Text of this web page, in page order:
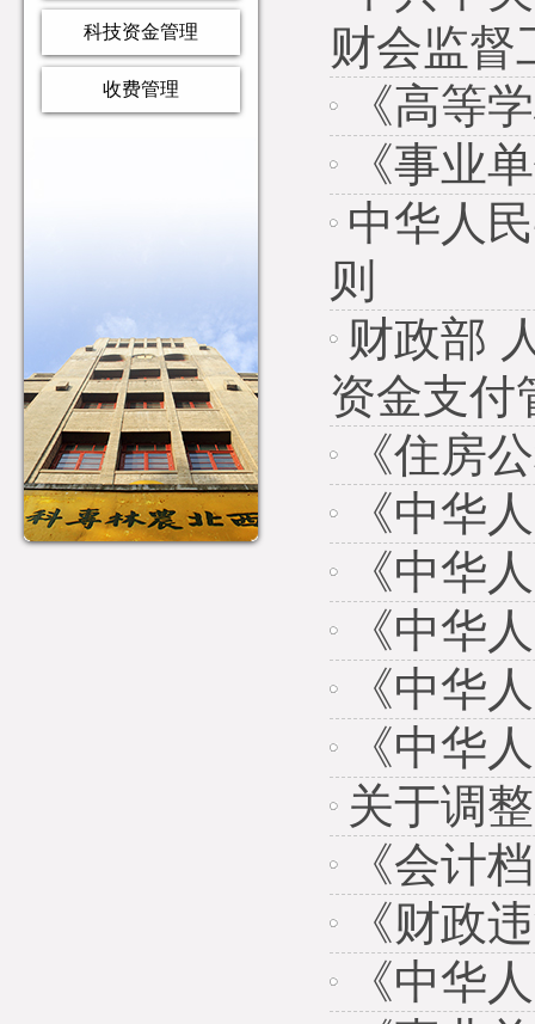
科技资金管理
收费管理
财会监督
《高等
《事业
中华人
则
财政部
资金支付
《住房
《中华
《中华
《中华
《中华
《中华
关于调
《会计
《财政
《中华